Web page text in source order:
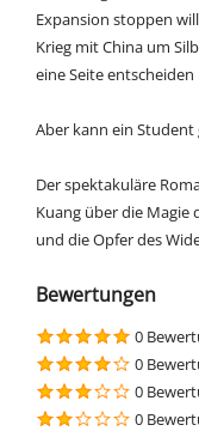
Expansion stoppen
Krieg mit China um
eine Seite entscheiden
Aber kann ein
Der spektakuläre
Kuang über die Magie
und die Opfer des
Bewertungen
0
0
0
0